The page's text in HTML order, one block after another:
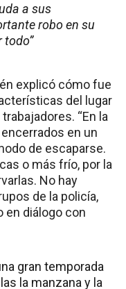
a sus
robo en su
todo”
explicó cómo fue
del lugar
“En la
en un
de escaparse.
o más frío, por la
No hay
de la policía,
en diálogo con
gran temporada
la manzana y la